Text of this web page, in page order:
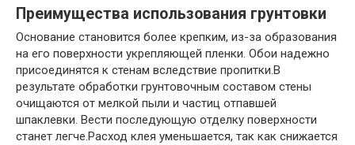
Преимущества использования грунтовки
Основание становится более крепким, из-за образования
на его поверхности укрепляющей пленки. Обои надежно
присоединятся к стенам вследствие пропитки.В
результате обработки грунтовочным составом стены
очищаются от мелкой пыли и частиц отпавшей
шпаклевки. Вести последующую отделку поверхности
станет легче.Расход клея уменьшается, так как снижается